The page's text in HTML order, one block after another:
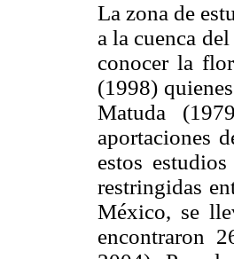
La zona de
a la cuenca
conocer la
(1998)
Matuda
aportaciones
estos
restringidas
México, se
encontraron